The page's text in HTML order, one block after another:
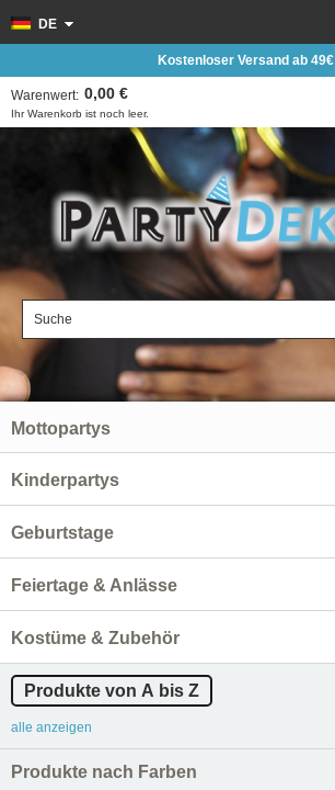
DE
Ihr Warenkorb ist noch leer.
Warenwert: 0,00 €
Kostenloser Versand ab 49€
Mottopartys
Kinderpartys
Geburtstage
Feiertage & Anlässe
Kostüme & Zubehör
Produkte von A bis Z
alle anzeigen
Produkte nach Farben